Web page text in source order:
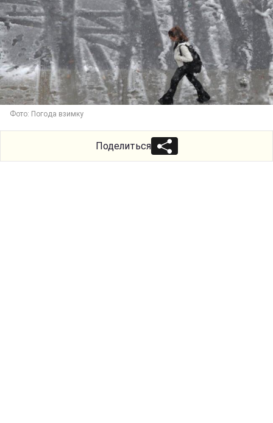
Фото: Погода взимку
Поделиться